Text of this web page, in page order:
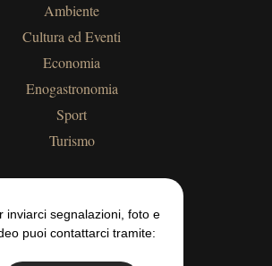
Ambiente
Cultura ed Eventi
Economia
Enogastronomia
Sport
Turismo
inviarci segnalazioni, foto e
puoi contattarci tramite: